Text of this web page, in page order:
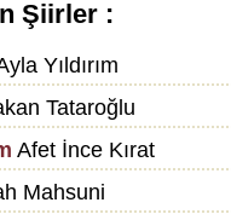
Şiirler :
Yıldırım
Tataroğlu
Afet İnce Kırat
Mahsuni